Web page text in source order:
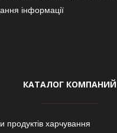
інформації
КАТАЛОГ КОМПАНИЙ
продуктів харчування